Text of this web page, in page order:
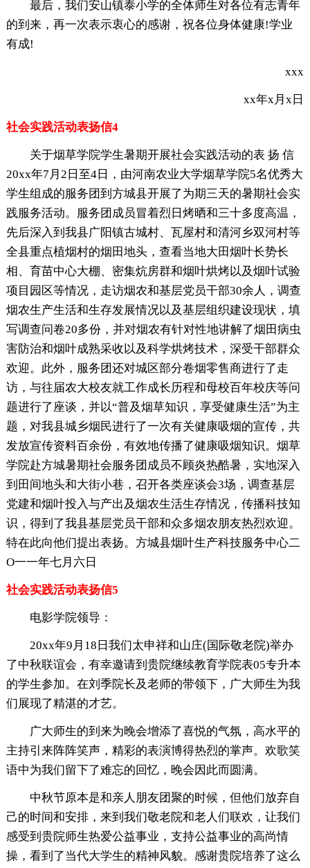
最后，我们安山镇泰小学的全体师生对各位有志青年
的到来，再一次表示衷心的感谢，祝各位身体健康!学业
有成!
xxx
xx年x月x日
社会实践活动表扬信4
关于烟草学院学生暑期开展社会实践活动的表 扬 信
20xx年7月2日至4日，由河南农业大学烟草学院5名优秀大
学生组成的服务团到方城县开展了为期三天的暑期社会实
践服务活动。服务团成员冒着烈日烤晒和三十多度高温，
先后深入到我县广阳镇古城村、瓦屋村和清河乡双河村等
全县重点植烟村的烟田地头，查看当地大田烟叶长势长
相、育苗中心大棚、密集炕房群和烟叶烘烤以及烟叶试验
项目园区等情况，走访烟农和基层党员干部30余人，调查
烟农生产生活和生存发展情况以及基层组织建设现状，填
写调查问卷20多份，并对烟农有针对性地讲解了烟田病虫
害防治和烟叶成熟采收以及科学烘烤技术，深受干部群众
欢迎。此外，服务团还对城区部分卷烟零售商进行了走
访，与往届农大校友就工作成长历程和母校百年校庆等问
题进行了座谈，并以“普及烟草知识，享受健康生活”为主
题，对我县城乡烟民进行了一次有关健康吸烟的宣传，共
发放宣传资料百余份，有效地传播了健康吸烟知识。烟草
学院赴方城暑期社会服务团成员不顾炎热酷暑，实地深入
到田间地头和大街小巷，召开各类座谈会3场，调查基层
党建和烟叶投入与产出及烟农生活生存情况，传播科技知
识，得到了我县基层党员干部和众多烟农朋友热烈欢迎。
特在此向他们提出表扬。方城县烟叶生产科技服务中心二
O一一年七月六日
社会实践活动表扬信5
电影学院领导：
20xx年9月18日我们太申祥和山庄(国际敬老院)举办
了中秋联谊会，有幸邀请到贵院继续教育学院表05专升本
的学生参加。在刘季院长及老师的带领下，广大师生为我
们展现了精湛的才艺。
广大师生的到来为晚会增添了喜悦的气氛，高水平的
主持引来阵阵笑声，精彩的表演博得热烈的掌声。欢歌笑
语中为我们留下了难忘的回忆，晚会因此而圆满。
中秋节原本是和亲人朋友团聚的时候，但他们放弃自
己的时间和安排，来到我们敬老院和老人们联欢，让我们
感受到贵院师生热爱公益事业，支持公益事业的高尚情
操，看到了当代大学生的精神风貌。感谢贵院培养了这么